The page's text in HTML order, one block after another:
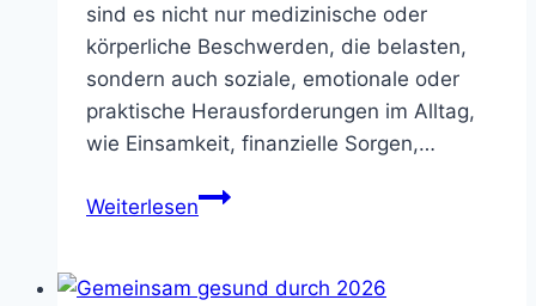
sind es nicht nur medizinische oder
körperliche Beschwerden, die belasten,
sondern auch soziale, emotionale oder
praktische Herausforderungen im Alltag,
wie Einsamkeit, finanzielle Sorgen,…
WeiterlesenSoziale
„Soziale